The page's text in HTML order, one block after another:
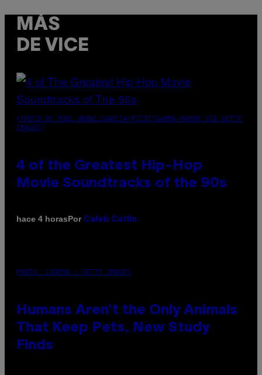
MÁS
DE VICE
(PHOTO BY POOL ARNAL/GARCIA/PICOT/GAMMA-RAPHO VIA GETTY
IMAGES)
4 of the Greatest Hip-Hop
Movie Soundtracks of the 90s
hace 4 horasPor Caleb Catlin
PHOTO: IJDEMA / GETTY IMAGES
Humans Aren’t the Only Animals
That Keep Pets, New Study
Finds